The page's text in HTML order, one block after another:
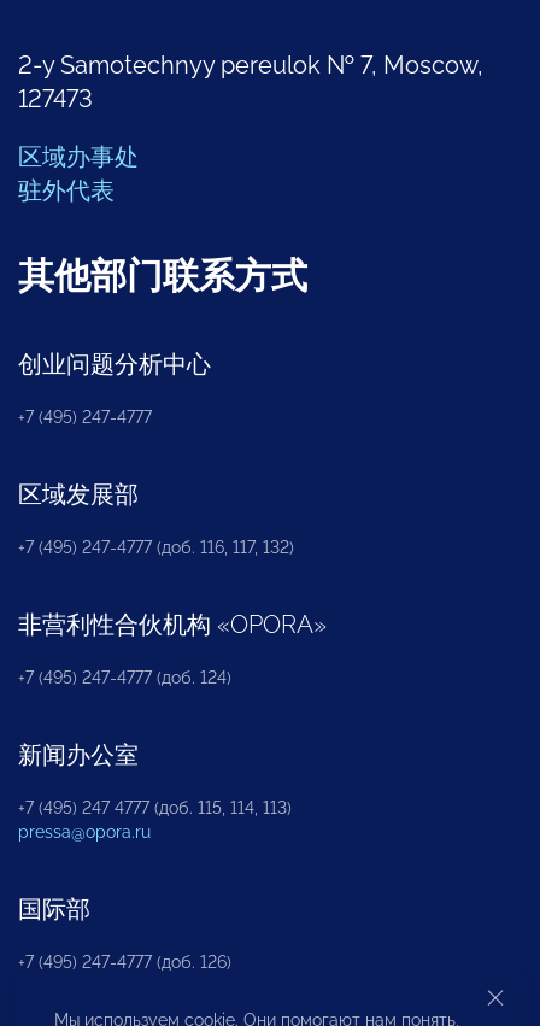
2-y Samotechnyy pereulok № 7, Moscow,
127473
区域办事处
驻外代表
其他部门联系方式
创业问题分析中心
+7 (495) 247-4777
区域发展部
+7 (495) 247-4777 (доб. 116, 117, 132)
非营利性合伙机构 «OPORA»
+7 (495) 247-4777 (доб. 124)
新闻办公室
+7 (495) 247 4777 (доб. 115, 114, 113)
pressa@opora.ru
国际部
+7 (495) 247-4777 (доб. 126)
Мы используем cookie. Они помогают нам понять,